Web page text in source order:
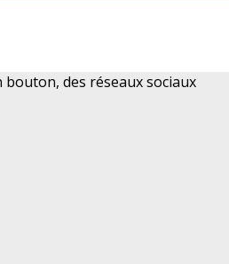
des réseaux sociaux